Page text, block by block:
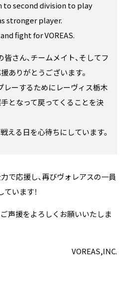
to second division to play
stronger player.
fight for VOREAS.
さん、チームメイト、そしてフ
ありがとうございます。
レーするためにレーヴィス栃木
となって戻ってくることを決
える日を心待ちにしています。
で応援し、再びヴォレアスの一員
います！
声援をよろしくお願いいたしま
VOREAS,INC.